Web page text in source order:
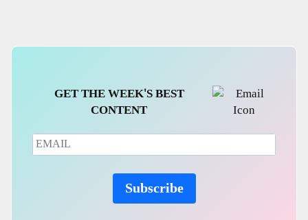
GET THE WEEK'S BEST
CONTENT
Subscribe